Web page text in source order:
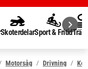
SkoterdelarSport & Fritid
Motorsåg Drivning